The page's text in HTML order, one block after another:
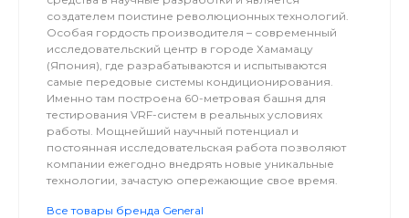
создателем поистине революционных технологий.
Особая гордость производителя – современный
исследовательский центр в городе Хамамацу
(Япония), где разрабатываются и испытываются
самые передовые системы кондиционирования.
Именно там построена 60-метровая башня для
тестирования VRF-систем в реальных условиях
работы. Мощнейший научный потенциал и
постоянная исследовательская работа позволяют
компании ежегодно внедрять новые уникальные
технологии, зачастую опережающие свое время.
Все товары бренда General